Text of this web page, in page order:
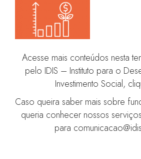
Acesse mais conteúdos nesta
pelo IDIS – Instituto para o
Investimento Social,
Caso queira saber mais sobre
queria conhecer nossos
para